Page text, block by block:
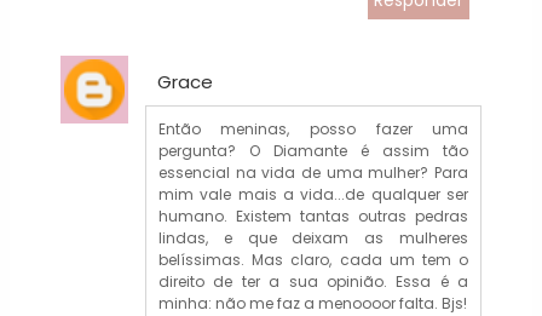
Grace
Então meninas, posso fazer uma
pergunta? O Diamante é assim tão
essencial na vida de uma mulher? Para
mim vale mais a vida...de qualquer ser
humano. Existem tantas outras pedras
lindas, e que deixam as mulheres
belíssimas. Mas claro, cada um tem o
direito de ter a sua opinião. Essa é a
minha: não me faz a menoooor falta. Bjs!